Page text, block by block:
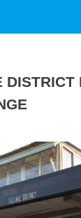
DISTRICT